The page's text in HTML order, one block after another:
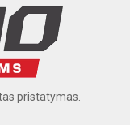
pristatymas.